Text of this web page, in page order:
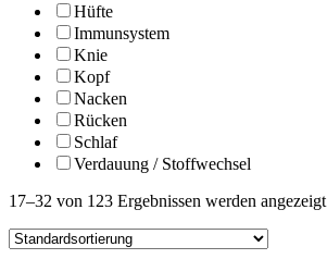
Hüfte
Immunsystem
Knie
Kopf
Nacken
Rücken
Schlaf
Verdauung / Stoffwechsel
17–32 von 123 Ergebnissen werden angezeigt